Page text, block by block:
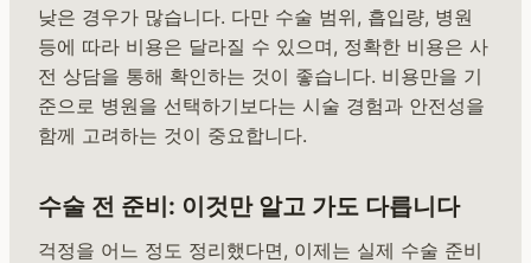
낮은 경우가 많습니다. 다만 수술 범위, 흡입량, 병원
등에 따라 비용은 달라질 수 있으며, 정확한 비용은 사
전 상담을 통해 확인하는 것이 좋습니다. 비용만을 기
준으로 병원을 선택하기보다는 시술 경험과 안전성을
함께 고려하는 것이 중요합니다.
수술 전 준비: 이것만 알고 가도 다릅니다
걱정을 어느 정도 정리했다면, 이제는 실제 수술 준비